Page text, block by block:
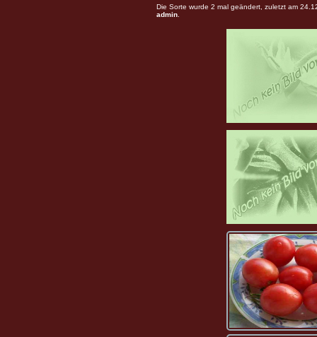
Die Sorte wurde 2 mal geändert, zuletzt am
admin